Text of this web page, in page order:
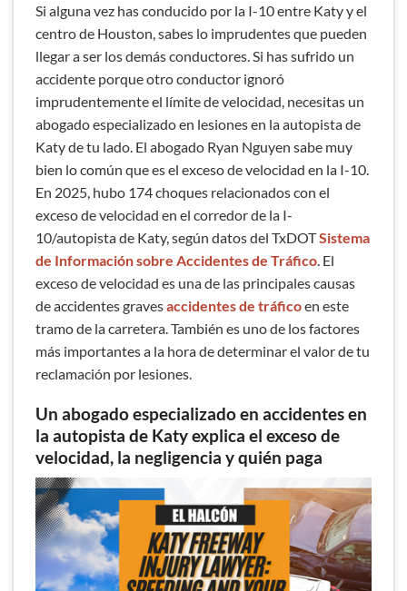
Si alguna vez has conducido por la I-10 entre Katy y el
centro de Houston, sabes lo imprudentes que pueden
llegar a ser los demás conductores. Si has sufrido un
accidente porque otro conductor ignoró
imprudentemente el límite de velocidad, necesitas un
abogado especializado en lesiones en la autopista de
Katy de tu lado. El abogado Ryan Nguyen sabe muy
bien lo común que es el exceso de velocidad en la I-10.
En 2025, hubo 174 choques relacionados con el
exceso de velocidad en el corredor de la I-
10/autopista de Katy, según datos del TxDOTSistema
de Información sobre Accidentes de Tráfico . El
exceso de velocidad es una de las principales causas
de accidentes gravesaccidentes de tráficoen este
tramo de la carretera. También es uno de los factores
más importantes a la hora de determinar el valor de tu
reclamación por lesiones.
Un abogado especializado en accidentes en
la autopista de Katy explica el exceso de
velocidad, la negligencia y quién paga